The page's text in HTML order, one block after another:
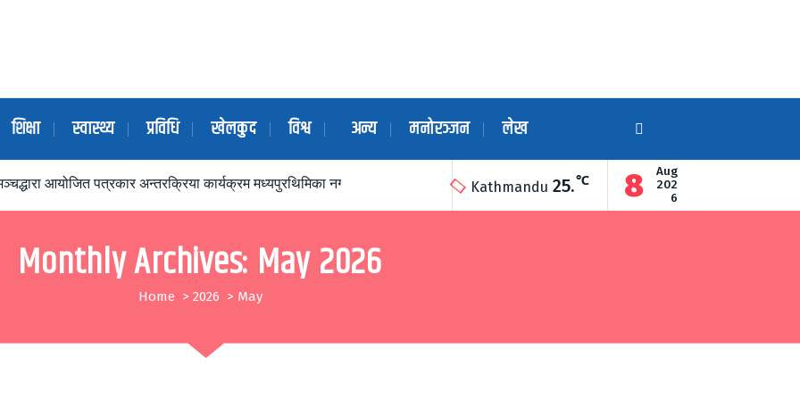
शिक्षा स्वास्थ्य प्रविधि खेलकुद विश्व अन्य मनोरञ्जन लेख
आयोजित पत्रकार अन्तरक्रिया कार्यक्रम मध्यपुरथिमिका नगर प्रमुखद्धारा उद्घाटन गुण्डुको अन्नन्त कुण्डमा हरेक महिनाको अन्तिम सोमबार दिव्य
Kathmandu 25.℃ 8
Aug
202
6
Monthly Archives: May 2026
Home > 2026 > May